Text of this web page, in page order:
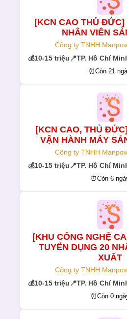
[KCN CAO THỦ ĐỨC]
NHÂN VIÊN
Công ty TNHH
💰10-15 triệu📍TP. Hồ Chí
⏰Còn 21
[KCN CAO, THỦ
VẬN HÀNH MÁY
Công ty TNHH
💰10-15 triệu📍TP. Hồ Chí
⏰Còn 6
[KHU CÔNG NGHỆ
TUYỂN DỤNG 20
XUẤT
Công ty TNHH
💰10-15 triệu📍TP. Hồ Chí
⏰Còn 0